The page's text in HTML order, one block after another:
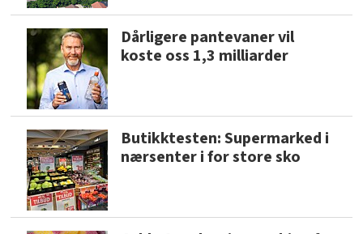
Dårligere pantevaner vil
koste oss 1,3 milliarder
Butikktesten: Supermarked i
nærsenter i for store sko